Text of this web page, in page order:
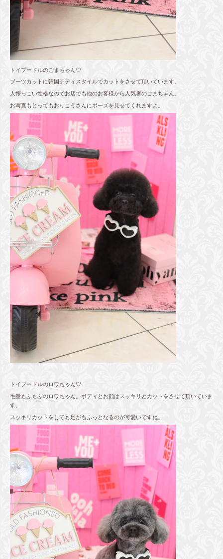
トイプードルのごまちゃん♡
ブーツカットに韓国テディスタイルでカットをさせて頂いています。
人懐っこい性格なのでお店でも他のお客様から人気者のごまちゃん。
お写真もとってもおりこうさんにポーズを見せてくれますよ。
トイプードルのロワちゃん♡
毛量もふもふのロワちゃん。ボディとお顔はスッキリとカットをさせて頂いていま
す。
スッキリカットをしても足がもふっとなるのが可愛いですね。